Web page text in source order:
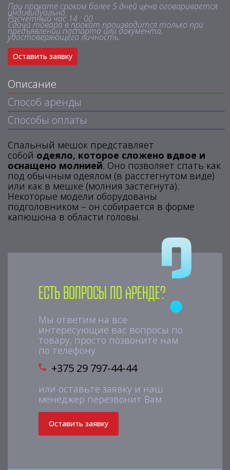
При прокате сроком более 5 дней цена оговаривается
индивидуально.
Расчетный час 14 : 00
Сдача товара в прокат производится только при
предъявлении паспорта или документа,
удостоверяющего личность.
Оставить заявку
Описание
Способ аренды
Способы оплаты
Спальный мешок представляет
собой одеяло, которое сложено вдвое и
оснащено молнией. Оно позволяет спать как
под обычным одеялом (в расстегнутом виде)
или как в мешке (молния застегнута).
Некоторые модели оборудованы
подголовником – он собирается в форме
капюшона в области головы.
Есть вопросы по аренде?
Мы ответим на все
интересующие вас вопросы по
товару, просто позвоните нам
по телефону
+375 29 797-44-44
или оставьте заявку и наш
менеджер перезвонит Вам
Оставить заявку